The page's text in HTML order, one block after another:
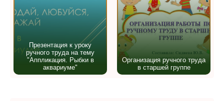
Презентация к уроку
ручного труда на тему
"Аппликация. Рыбки в
аквариуме"
Организация ручного труда
в старшей группе